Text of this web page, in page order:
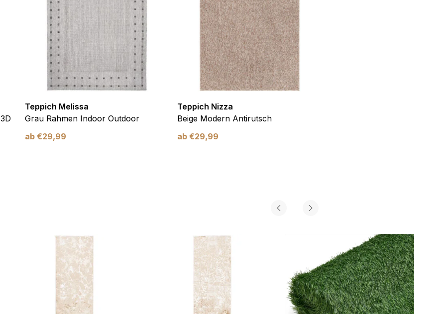
Teppich Melissa
Grau Rahmen Indoor Outdoor
ab €29,99
Teppich Nizza
Beige Modern Antirutsch
ab €29,99
es einer Website, Informationen zu speichern, die die Art und Weise ändern, wie die
wie zum Beispiel Ihre bevorzugte Sprache oder die Region, in der Sie sich befinden.
Betreibern zu verstehen, wie sich verschiedene Benutzer auf der Website verhalten,
sammeln und melden.
um Benutzer über Websites hinweg zu verfolgen. Das Ziel ist es, Anzeigen
Cookies sind solche, die analysiert werden und noch keiner Kategorie zugeordnet wurden.